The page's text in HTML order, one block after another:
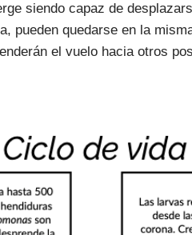
siendo capaz de
pueden quedarse en la
el vuelo hacia otros